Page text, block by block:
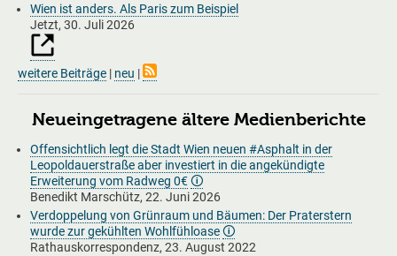
Wien ist anders. Als Paris zum Beispiel
Jetzt, 30. Juli 2026
weitere Beiträge | neu |
Neueingetragene ältere Medienberichte
Offensichtlich legt die Stadt Wien neuen #Asphalt in der
Leopoldauerstraße aber investiert in die angekündigte
Erweiterung vom Radweg 0€🛈
Benedikt Marschütz, 22. Juni 2026
Verdoppelung von Grünraum und Bäumen: Der Praterstern
wurde zur gekühlten Wohlfühloase🛈
Rathauskorrespondenz, 23. August 2022